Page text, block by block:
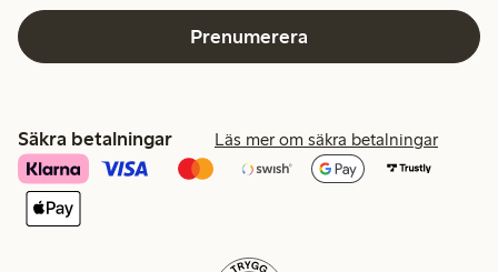
Prenumerera
Säkra betalningar Läs mer om säkra betalningar